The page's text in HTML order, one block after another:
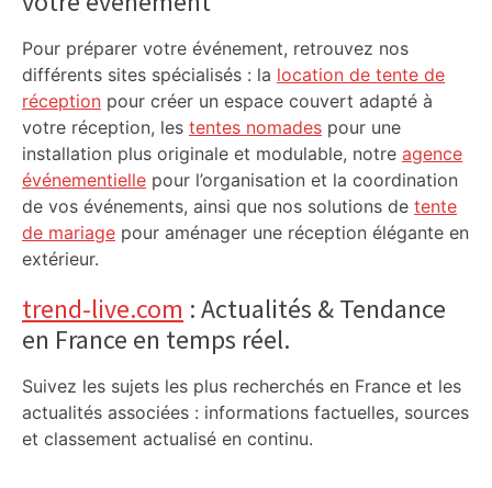
Pour préparer votre événement, retrouvez nos
différents sites spécialisés : la location de tente de
réception pour créer un espace couvert adapté à
votre réception, les tentes nomades pour une
installation plus originale et modulable, notre agence
événementielle pour l’organisation et la coordination
de vos événements, ainsi que nos solutions de tente
de mariage pour aménager une réception élégante en
extérieur.
trend-live.com : Actualités & Tendance
en France en temps réel.
Suivez les sujets les plus recherchés en France et les
actualités associées : informations factuelles, sources
et classement actualisé en continu.